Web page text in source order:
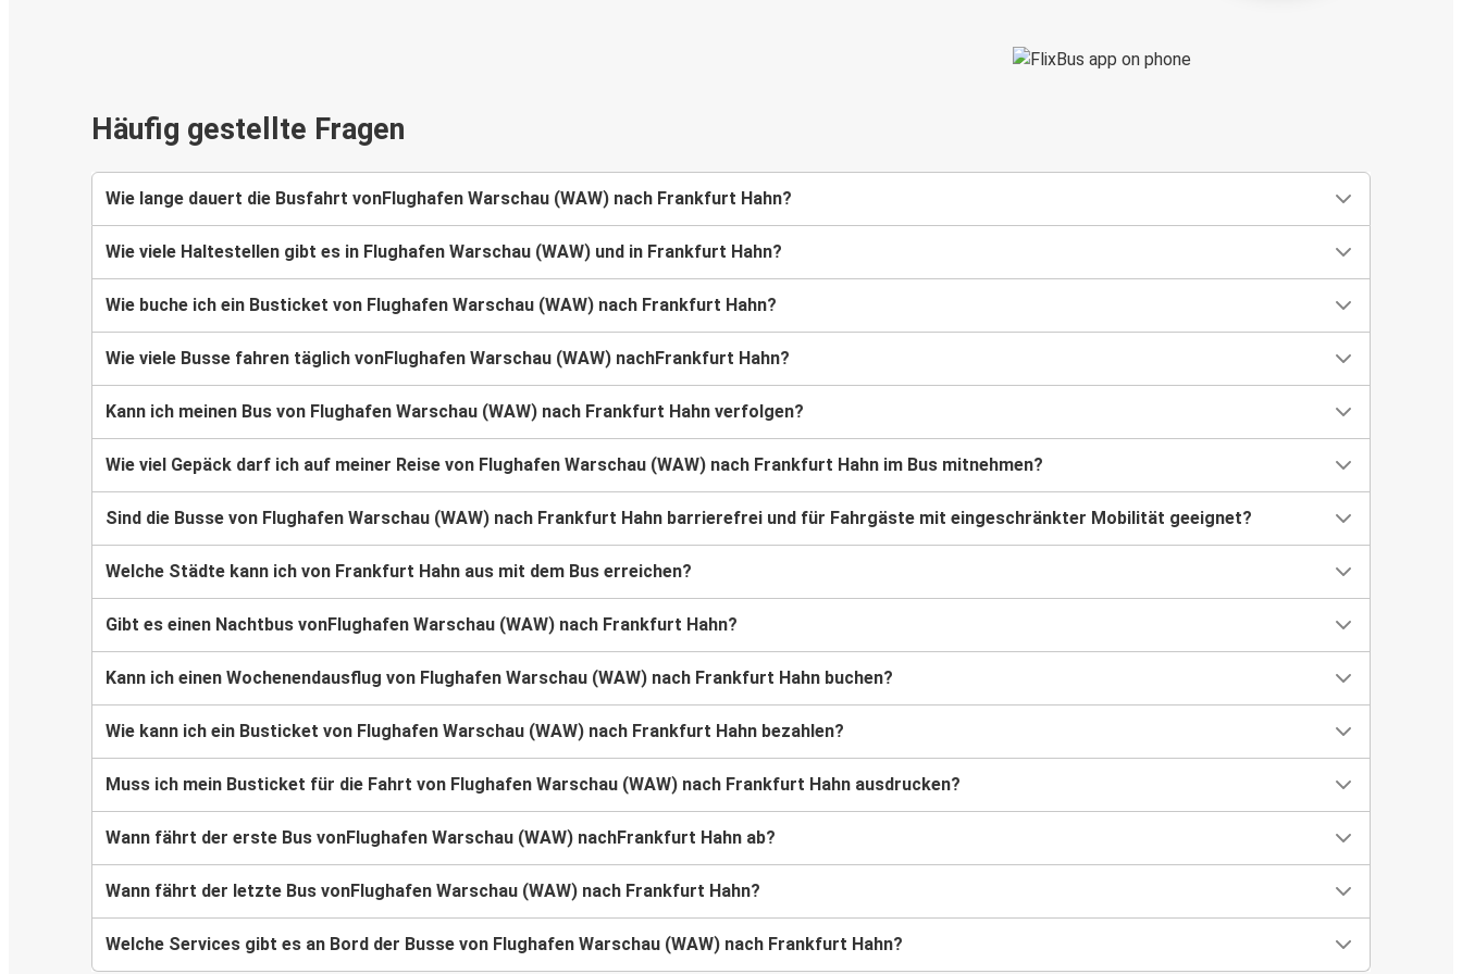
Häufig gestellte Fragen
Wie lange dauert die Busfahrt vonFlughafen Warschau (WAW) nach Frankfurt Hahn?
Wie viele Haltestellen gibt es in Flughafen Warschau (WAW) und in Frankfurt Hahn?
Wie buche ich ein Busticket von Flughafen Warschau (WAW) nach Frankfurt Hahn?
Wie viele Busse fahren täglich vonFlughafen Warschau (WAW) nachFrankfurt Hahn?
Kann ich meinen Bus von Flughafen Warschau (WAW) nach Frankfurt Hahn verfolgen?
Wie viel Gepäck darf ich auf meiner Reise von Flughafen Warschau (WAW) nach Frankfurt Hahn im Bus mitnehmen?
Sind die Busse von Flughafen Warschau (WAW) nach Frankfurt Hahn barrierefrei und für Fahrgäste mit eingeschränkter Mobilität geeignet?
Welche Städte kann ich von Frankfurt Hahn aus mit dem Bus erreichen?
Gibt es einen Nachtbus vonFlughafen Warschau (WAW) nach Frankfurt Hahn?
Kann ich einen Wochenendausflug von Flughafen Warschau (WAW) nach Frankfurt Hahn buchen?
Wie kann ich ein Busticket von Flughafen Warschau (WAW) nach Frankfurt Hahn bezahlen?
Muss ich mein Busticket für die Fahrt von Flughafen Warschau (WAW) nach Frankfurt Hahn ausdrucken?
Wann fährt der erste Bus vonFlughafen Warschau (WAW) nachFrankfurt Hahn ab?
Wann fährt der letzte Bus vonFlughafen Warschau (WAW) nach Frankfurt Hahn?
Welche Services gibt es an Bord der Busse von Flughafen Warschau (WAW) nach Frankfurt Hahn?